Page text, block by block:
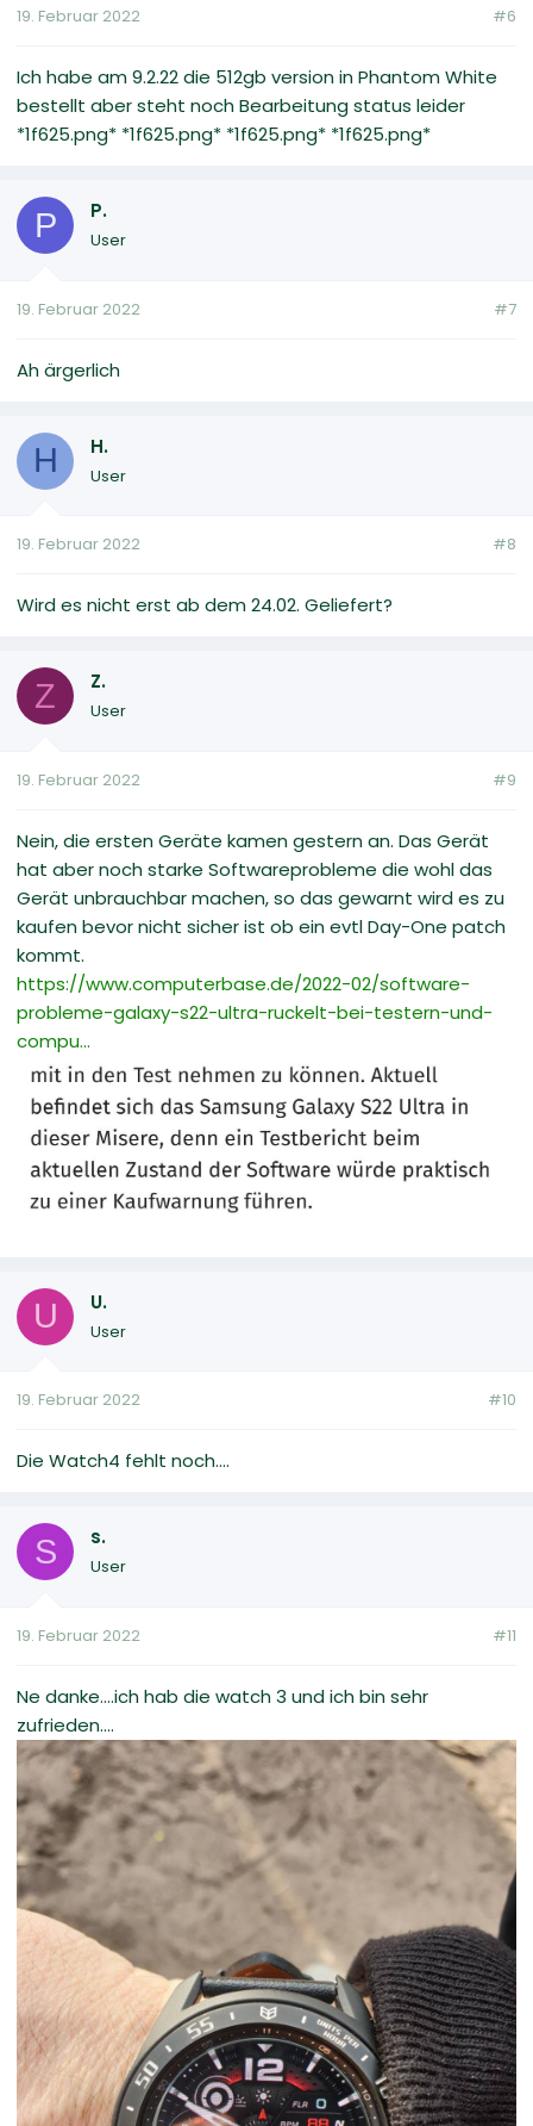
19. Februar 2022 #6
Ich habe am 9.2.22 die 512gb version in Phantom White
bestellt aber steht noch Bearbeitung status leider
*1f625.png* *1f625.png* *1f625.png* *1f625.png*
P P.
User
19. Februar 2022 #7
Ah ärgerlich
H H.
User
19. Februar 2022 #8
Wird es nicht erst ab dem 24.02. Geliefert?
Z Z.
User
19. Februar 2022 #9
Nein, die ersten Geräte kamen gestern an. Das Gerät
hat aber noch starke Softwareprobleme die wohl das
Gerät unbrauchbar machen, so das gewarnt wird es zu
kaufen bevor nicht sicher ist ob ein evtl Day-One patch
kommt.
https://www.computerbase.de/2022-02/software-
probleme-galaxy-s22-ultra-ruckelt-bei-testern-und-
compu...
U U.
User
19. Februar 2022 #10
Die Watch4 fehlt noch....
S s.
User
19. Februar 2022 #11
Ne danke....ich hab die watch 3 und ich bin sehr
zufrieden....